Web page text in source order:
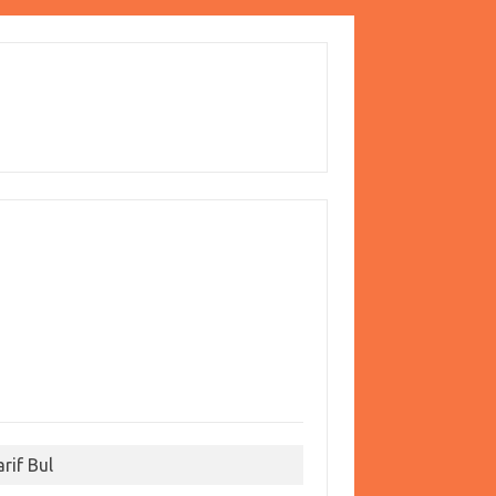
Bul